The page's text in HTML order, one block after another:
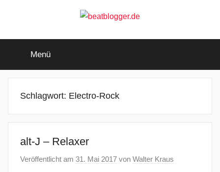
beatblogger.de
beat
goes
Menü
Schlagwort: Electro-Rock
alt-J – Relaxer
Veröffentlicht am 31. Mai 2017 von Walter Kraus